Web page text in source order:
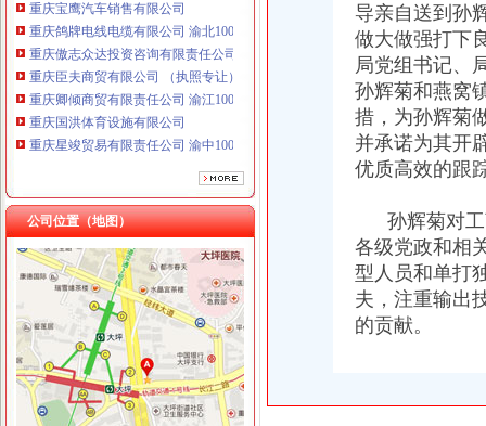
重庆鸽牌电线电缆有限公司 渝北10010万 (进出口权)
重庆傲志众达投资咨询有限责任公司 渝九1000万 （增资）
重庆臣夫商贸有限公司 （执照专让）
重庆卿倾商贸有限责任公司 渝江100万 （工商注册）
重庆国洪体育设施有限公司
重庆星竣贸易有限责任公司 渝中100万 （进出口权）
重庆海谛升进出口贸易有限公司 渝北100万 （进出口权）
重庆奕欣锦诚商贸有限公司 渝九50万 （工商注册）
重庆信同广告有限公司 渝沙50万 （工商注册）
重庆三虹房地产营销策划有限公司
重庆宝鹰汽车销售有限公司
公司位置（地图）
工商动态
全市代理注销分公司区县局信用信息化岗位大练抽考和竞赛正式开考
北碚局代理注销分公司缙云工商所五项措施推进工商所12315分类监管平台应用
导亲自送到孙
做大做强打下
局党组书记、
孙辉菊和燕窝
措，为孙辉菊
并承诺为其开
优质高效的跟
孙辉菊对工
各级党政和相
型人员和单打
夫，注重输出
的贡献。